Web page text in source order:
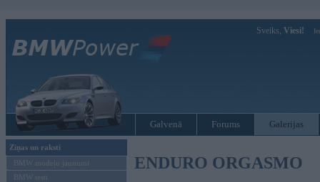
Sveiks, Viesi!
Galvenā Forums Galerijas
Ziņas un raksti
BMW modeļu jaunumi
BMW testi
ENDURO ORGASMO